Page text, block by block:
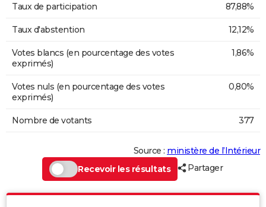
Taux de participation 87,88%
Taux d'abstention 12,12%
Votes blancs (en pourcentage des votes
exprimés)
1,86%
Votes nuls (en pourcentage des votes
exprimés)
0,80%
Nombre de votants 377
Source : ministère de l’Intérieur
Recevoir les résultats
Partager